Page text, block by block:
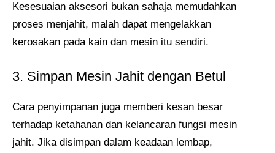
Kesesuaian aksesori bukan sahaja memudahkan
proses menjahit, malah dapat mengelakkan
kerosakan pada kain dan mesin itu sendiri.
3. Simpan Mesin Jahit dengan Betul
Cara penyimpanan juga memberi kesan besar
terhadap ketahanan dan kelancaran fungsi mesin
jahit. Jika disimpan dalam keadaan lembap,